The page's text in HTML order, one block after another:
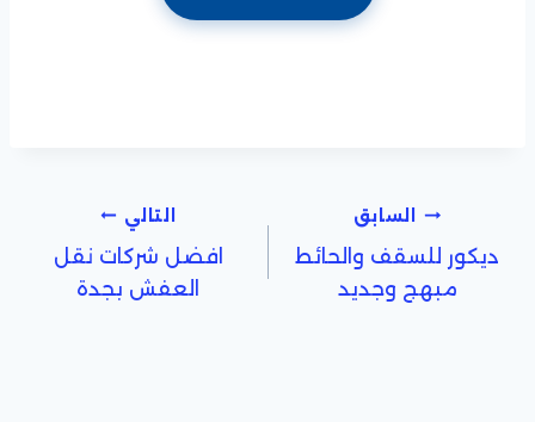
تصفّح
المقالات
السابق
ديكور للسقف والحائط
مبهج وجديد
التالي
افضل شركات نقل
العفش بجدة